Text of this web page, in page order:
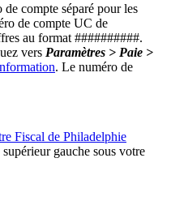
compte séparé pour les
de compte UC de
au format ##########.
vers Paramètres > Paie >
. Le numéro de
Fiscal de Philadelphie
gauche sous votre